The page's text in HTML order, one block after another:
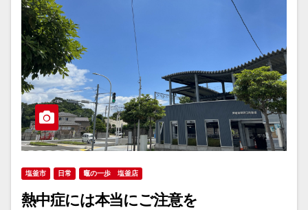
塩釜市 日常 竈の一歩 塩釜店
熱中症には本当にご注意を